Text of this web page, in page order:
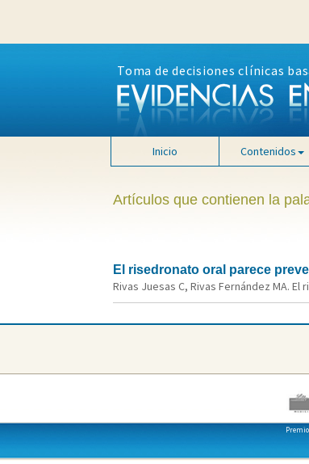
Toma de decisiones clínicas
Inicio Contenidos
Artículos que contienen la
El risedronato oral parece
Rivas Juesas C, Rivas Fernández MA.
Premio